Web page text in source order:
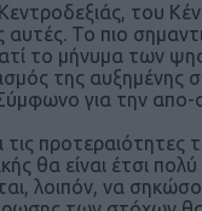
του
αυτές. Το πιο
το μήνυμα των
της αυξημένης
για την απο-
προτεραιότητες
θα είναι έτσι
λοιπόν, να